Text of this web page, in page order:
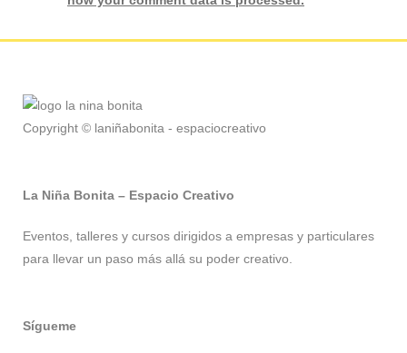
Copyright © laniñabonita - espaciocreativo
La Niña Bonita – Espacio Creativo
Eventos, talleres y cursos dirigidos a empresas y particulares
para llevar un paso más allá su poder creativo.
Sígueme